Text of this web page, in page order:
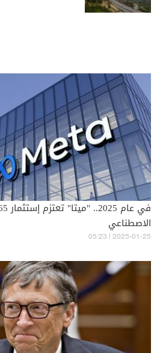
الاصطناعي
05:23 | 2025-01-25